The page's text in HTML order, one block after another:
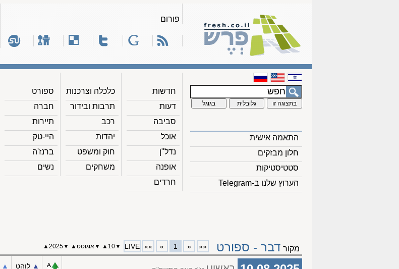
פורום
התאמה אישית
חלון מבזקים
סטטיסטיקות
הערוץ שלנו ב-Telegram
חדשות
דעות
סביבה
אוכל
נדל"ן
אופנה
חרדים
כלכלה וצרכנות
תרבות ובידור
רכב
יהדות
חוק ומשפט
משחקים
ספורט
חברה
תיירות
היי-טק
ברנז'ה
נשים
מקור דבר - ספורט ««
«
1
»
»»
LIVE
▼
10
▲
▼אוגוסט ▲
▼
2025▲
▲︎ לוהט ▲︎